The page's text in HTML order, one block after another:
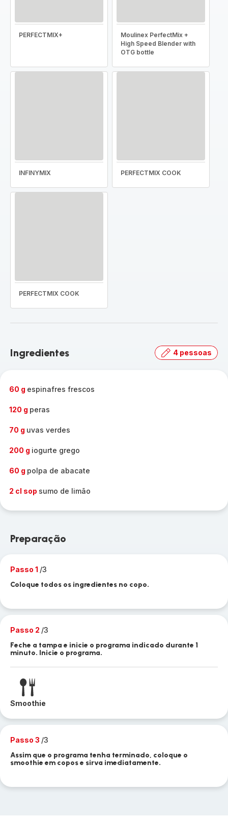
PERFECTMIX+
Moulinex PerfectMix +
High Speed Blender with
OTG bottle
INFINYMIX PERFECTMIX COOK
PERFECTMIX COOK
Ingredientes 4 pessoas
60 g espinafres frescos
120 g peras
70 g uvas verdes
200 g iogurte grego
60 g polpa de abacate
2 cl sop sumo de limão
Preparação
Passo 1 /3
Coloque todos os ingredientes no copo.
Passo 2 /3
Feche a tampa e inicie o programa indicado durante 1
minuto. Inicie o programa.
Smoothie
Passo 3 /3
Assim que o programa tenha terminado, coloque o
smoothie em copos e sirva imediatamente.